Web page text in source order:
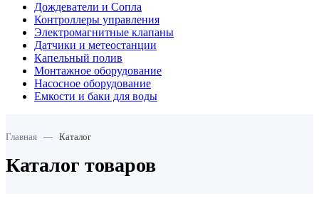
Дождеватели и Сопла
Контроллеры управления
Электромагнитные клапаны
Датчики и метеостанции
Капельный полив
Монтажное оборудование
Насосное оборудование
Емкости и баки для воды
Главная — Каталог
Каталог товаров